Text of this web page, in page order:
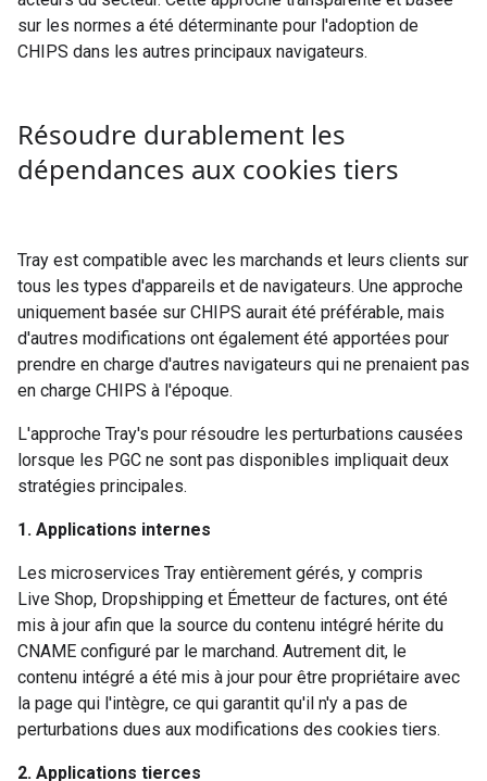
sur les normes a été déterminante pour l'adoption de
CHIPS dans les autres principaux navigateurs.
Résoudre durablement les
dépendances aux cookies tiers
Tray est compatible avec les marchands et leurs clients sur
tous les types d'appareils et de navigateurs. Une approche
uniquement basée sur CHIPS aurait été préférable, mais
d'autres modifications ont également été apportées pour
prendre en charge d'autres navigateurs qui ne prenaient pas
en charge CHIPS à l'époque.
L'approche Tray's pour résoudre les perturbations causées
lorsque les PGC ne sont pas disponibles impliquait deux
stratégies principales.
1. Applications internes
Les microservices Tray entièrement gérés, y compris
Live Shop, Dropshipping et Émetteur de factures, ont été
mis à jour afin que la source du contenu intégré hérite du
CNAME configuré par le marchand. Autrement dit, le
contenu intégré a été mis à jour pour être propriétaire avec
la page qui l'intègre, ce qui garantit qu'il n'y a pas de
perturbations dues aux modifications des cookies tiers.
2. Applications tierces